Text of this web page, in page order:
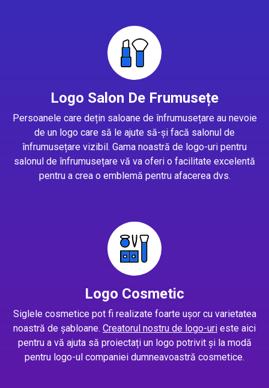
Logo Salon De Frumusețe
Persoanele care dețin saloane de înfrumusețare au nevoie
de un logo care să le ajute să-și facă salonul de
înfrumusețare vizibil. Gama noastră de logo-uri pentru
salonul de înfrumusețare vă va oferi o facilitate excelentă
pentru a crea o emblemă pentru afacerea dvs.
Logo Cosmetic
Siglele cosmetice pot fi realizate foarte ușor cu varietatea
noastră de șabloane. Creatorul nostru de logo-uri este aici
pentru a vă ajuta să proiectați un logo potrivit și la modă
pentru logo-ul companiei dumneavoastră cosmetice.